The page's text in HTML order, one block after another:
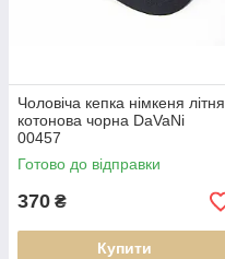
Чоловіча кепка німкеня літня
котонова чорна DaVaNi
00457
Готово до відправки
370 ₴
Купити